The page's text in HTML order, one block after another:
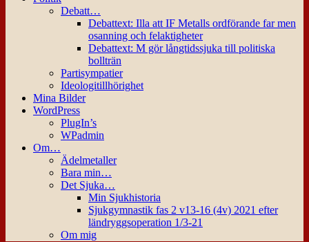
Debatt…
Debattext: Illa att IF Metalls ordförande far men
osanning och felaktigheter
Debattext: M gör långtidssjuka till politiska
bollträn
Partisympatier
Ideologitillhörighet
Mina Bilder
WordPress
PlugIn’s
WPadmin
Om…
Ädelmetaller
Bara min…
Det Sjuka…
Min Sjukhistoria
Sjukgymnastik fas 2 v13-16 (4v) 2021 efter
ländryggsoperation 1/3-21
Om mig